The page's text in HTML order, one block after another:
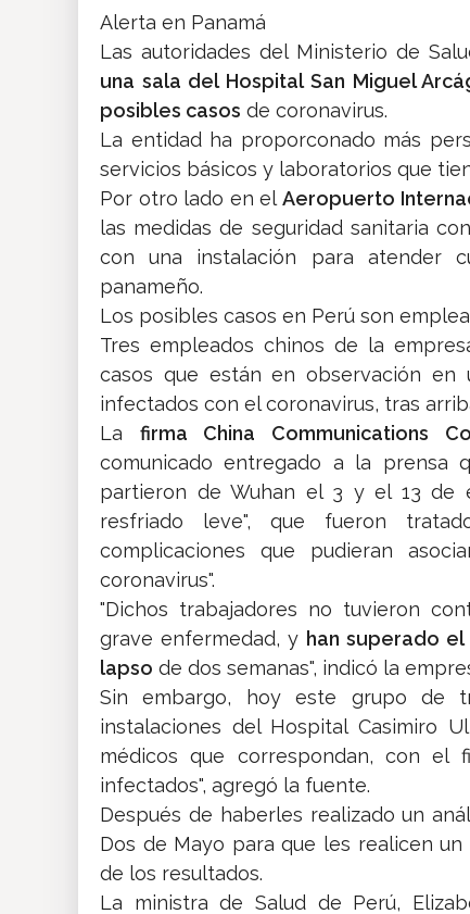
Alerta en Panamá
Las autoridades del Ministerio de
una sala del Hospital San Miguel
posibles casos de coronavirus.
La entidad ha proporconado más
servicios básicos y laboratorios que
Por otro lado en elAeropuerto
las medidas de seguridad sanitaria
con una instalación para atender
panameño.
Los posibles casos en Perú son
Tres empleados chinos de la
casos que están en observación
infectados con el coronavirus, tras
La firma China Communications
comunicado entregado a la prensa
partieron de Wuhan el 3 y el 13 de
resfriado leve", que fueron
complicaciones que pudieran
coronavirus".
"Dichos trabajadores no tuvieron
grave enfermedad, y han superado
lapso de dos semanas", indicó la
Sin embargo, hoy este grupo de
instalaciones del Hospital Casimiro
médicos que correspondan, con el
infectados", agregó la fuente.
Después de haberles realizado un
Dos de Mayo para que les realicen
de los resultados.
La ministra de Salud de Perú,